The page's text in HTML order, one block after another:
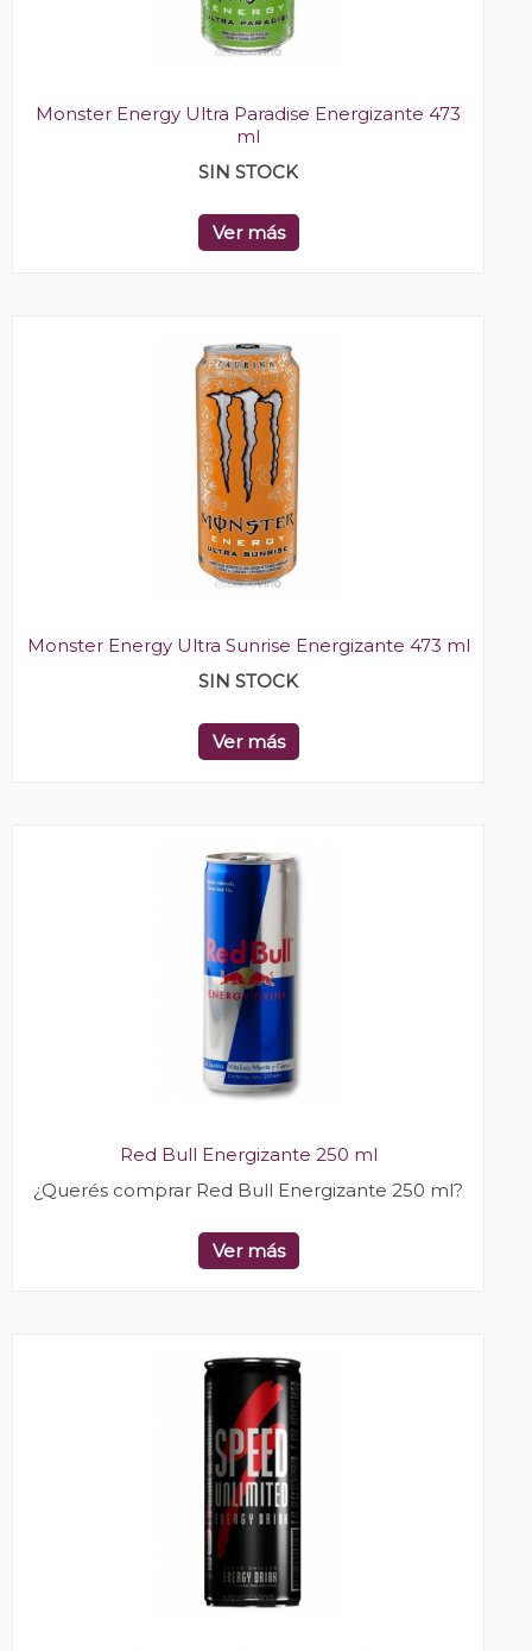
Monster Energy Ultra Paradise Energizante 473
ml
SIN STOCK
Ver más
Monster Energy Ultra Sunrise Energizante 473 ml
SIN STOCK
Ver más
Red Bull Energizante 250 ml
¿Querés comprar Red Bull Energizante 250 ml?
Ver más